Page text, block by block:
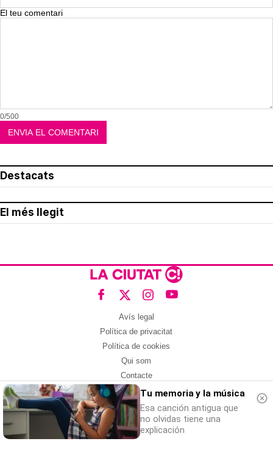
El teu comentari
0/500
Destacats
El més llegit
Avís legal
Política de privacitat
Política de cookies
Qui som
Contacte
Xarxes socials
Amb col·laboració de:
Tu memoria y la música
Esa canción antigua que
no olvidas tiene una
explicación